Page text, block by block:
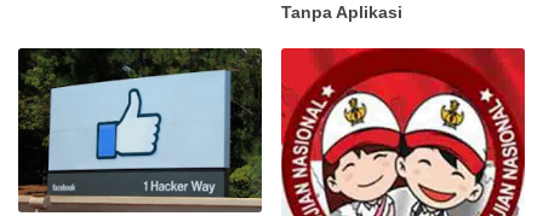
Tanpa Aplikasi